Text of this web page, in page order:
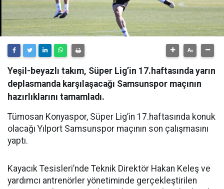
Yeşil-beyazlı takım, Süper Lig’in 17.haftasında yarın
deplasmanda karşılaşacağı Samsunspor maçının
hazırlıklarını tamamladı.
Tümosan Konyaspor, Süper Lig’in 17.haftasında konuk
olacağı Yılport Samsunspor maçının son çalışmasını
yaptı.
Kayacık Tesisleri’nde Teknik Direktör Hakan Keleş ve
yardımcı antrenörler yönetiminde gerçekleştirilen